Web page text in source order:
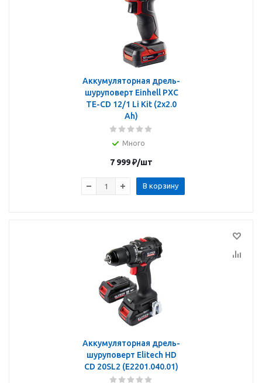
Аккумуляторная дрель-
шуруповерт Einhell PXC
TE-CD 12/1 Li Kit (2x2.0
Ah)
Много
7 999₽/шт
В корзину
Аккумуляторная дрель-
шуруповерт Elitech HD
CD 20SL2 (E2201.040.01)